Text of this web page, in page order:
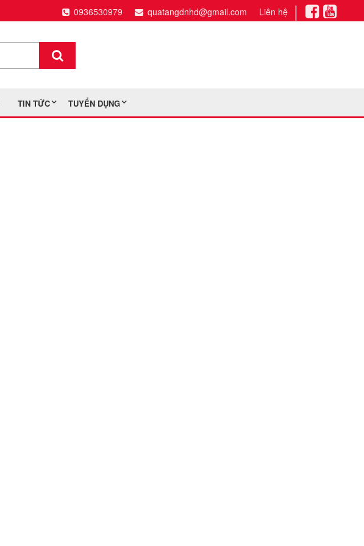
0936530979 quatangdnhd@gmail.com Liên hệ |
TIN TỨC TUYỂN DỤNG